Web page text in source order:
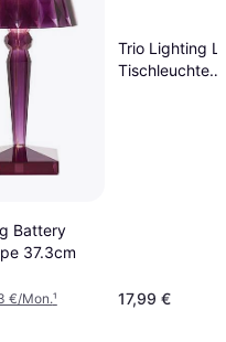
Battery
37.3cm
€/Mon.¹
Trio Lighting
Tischleuchte
17,99 €